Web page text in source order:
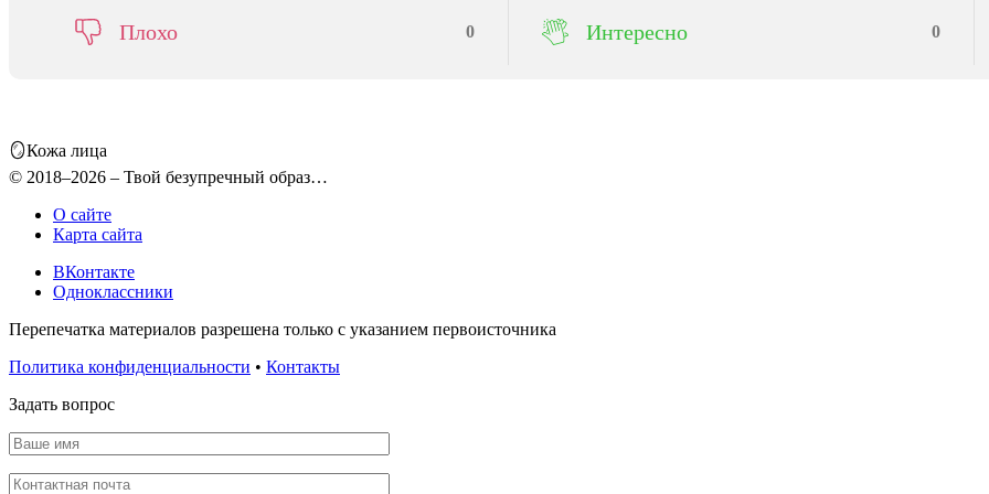
Плохо 0 Интересно 0
🪞Кожа лица
© 2018–2026 – Твой безупречный образ…
О сайте
Карта сайта
ВКонтакте
Одноклассники
Перепечатка материалов разрешена только с указанием первоисточника
Политика конфиденциальности • Контакты
Задать вопрос